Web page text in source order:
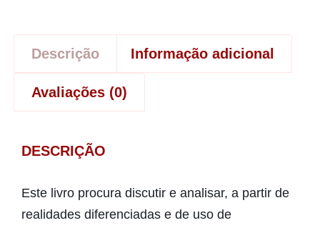
Descrição Informação adicional
Avaliações (0)
DESCRIÇÃO
Este livro procura discutir e analisar, a partir de
realidades diferenciadas e de uso de